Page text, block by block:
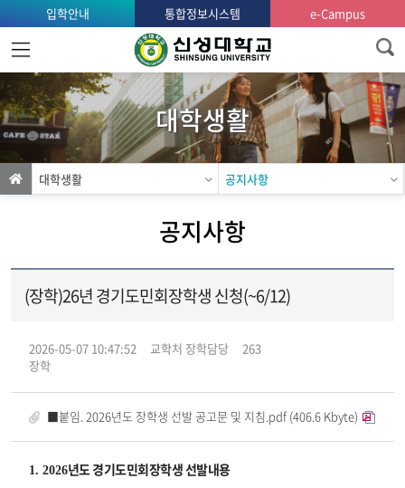
홈
으
로
가
기
입학안내 통합정보시스템 e-Campus
대학생활
대학생활 공지사항
공지사항
(장학)26년 경기도민회장학생 신청(~6/12)
2026-05-07 10:47:52 교학처 장학담당
263
장학
■붙임. 2026년도 장학생 선발 공고문 및 지침.pdf (406.6 Kbyte)
1. 2026년도 경기도민회장학생 선발내용